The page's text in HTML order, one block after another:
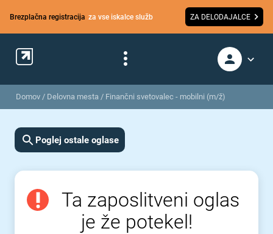
Brezplačna registracija za vse iskalce služb ZA DELODAJALCE
Domov / Delovna mesta / Finančni svetovalec - mobilni (m/ž)
Poglej ostale oglase
Ta zaposlitveni oglas
je že potekel!